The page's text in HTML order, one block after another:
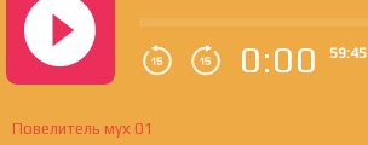
0:00 59:45
Повелитель мух 01